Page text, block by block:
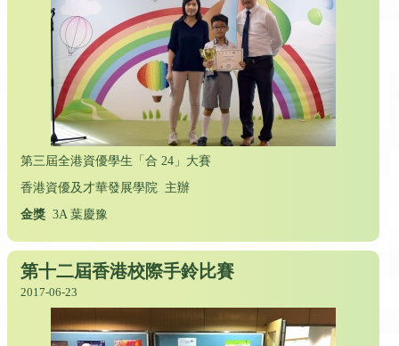
第三屆全港資優學生「合 24」大賽
香港資優及才華發展學院 主辦
金獎 3A 葉慶豫
第十二屆香港校際手鈴比賽
2017-06-23